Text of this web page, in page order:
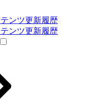
テンツ更新履歴
テンツ更新履歴